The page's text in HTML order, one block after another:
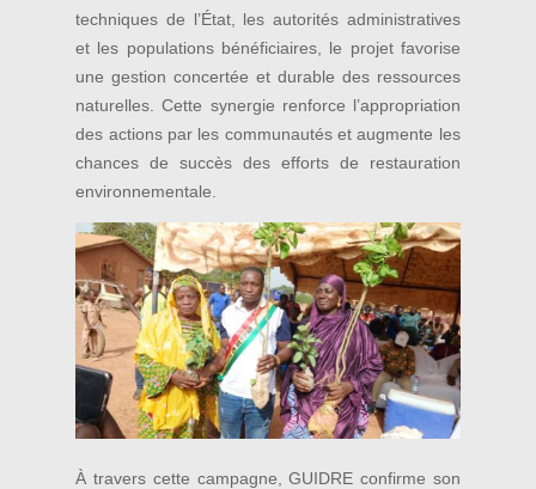
techniques de l’État, les autorités administratives
et les populations bénéficiaires, le projet favorise
une gestion concertée et durable des ressources
naturelles. Cette synergie renforce l’appropriation
des actions par les communautés et augmente les
chances de succès des efforts de restauration
environnementale.
À travers cette campagne, GUIDRE confirme son